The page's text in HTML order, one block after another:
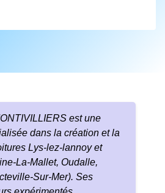
est une
dans la création et la
Lys-lez-lannoyet
La-Mallet, Oudalle,
Sur-Mer). Ses